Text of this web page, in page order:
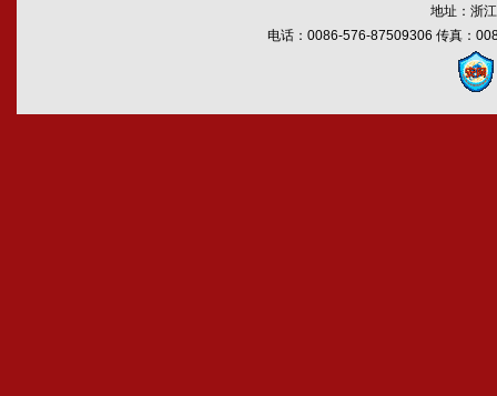
地址：浙
电话：0086-576-87509306 传真：